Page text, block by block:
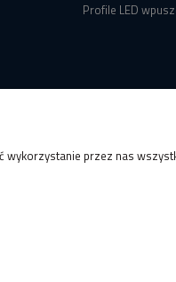
Profile LED
przez nas